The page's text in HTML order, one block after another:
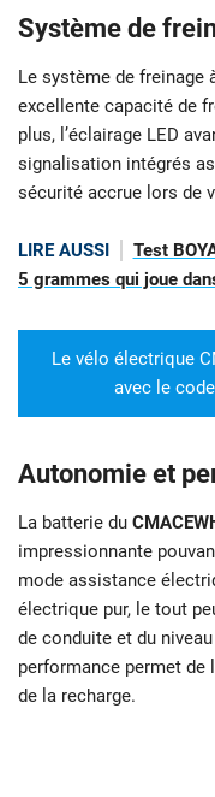
Système de
Le système de freinage
excellente capacité de
plus, l’éclairage LED
signalisation intégrés
sécurité accrue lors de
LIRE AUSSI
Test
5 grammes qui joue
Le vélo électrique
avec le
Autonomie et
La batterie du
impressionnante
mode assistance
électrique pur, le tout
de conduite et du
performance permet
de la recharge.